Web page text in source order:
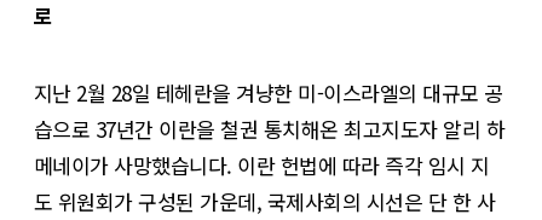
로
지난 2월 28일 테헤란을 겨냥한 미-이스라엘의 대규모 공
습으로 37년간 이란을 철권 통치해온 최고지도자 알리 하
메네이가 사망했습니다. 이란 헌법에 따라 즉각 임시 지
도 위원회가 구성된 가운데, 국제사회의 시선은 단 한 사